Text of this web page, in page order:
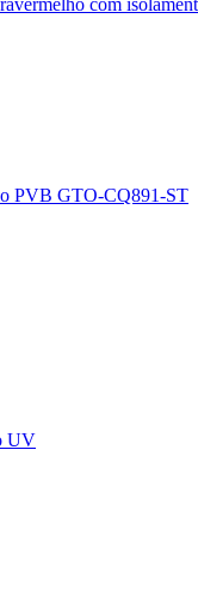
com
PVB GTO-CQ891-ST
UV